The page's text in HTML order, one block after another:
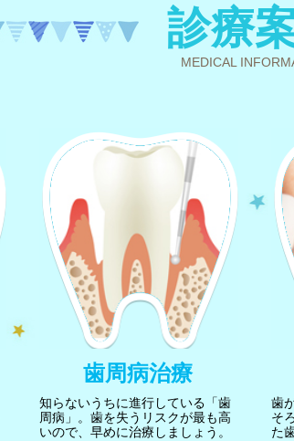
診療
MEDICAL
歯周病治療
知らないうちに進行している「歯
周病」。歯を失うリスクが最も高
いので、早めに治療しましょう。
歯
そ
た